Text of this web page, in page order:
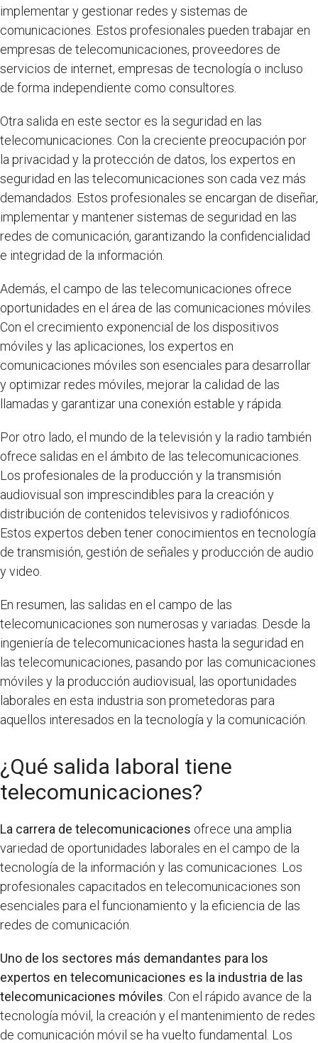
implementar y gestionar redes y sistemas de
comunicaciones. Estos profesionales pueden trabajar en
empresas de telecomunicaciones, proveedores de
servicios de internet, empresas de tecnología o incluso
de forma independiente como consultores.
Otra salida en este sector es la seguridad en las
telecomunicaciones. Con la creciente preocupación por
la privacidad y la protección de datos, los expertos en
seguridad en las telecomunicaciones son cada vez más
demandados. Estos profesionales se encargan de diseñar,
implementar y mantener sistemas de seguridad en las
redes de comunicación, garantizando la confidencialidad
e integridad de la información.
Además, el campo de las telecomunicaciones ofrece
oportunidades en el área de las comunicaciones móviles.
Con el crecimiento exponencial de los dispositivos
móviles y las aplicaciones, los expertos en
comunicaciones móviles son esenciales para desarrollar
y optimizar redes móviles, mejorar la calidad de las
llamadas y garantizar una conexión estable y rápida.
Por otro lado, el mundo de la televisión y la radio también
ofrece salidas en el ámbito de las telecomunicaciones.
Los profesionales de la producción y la transmisión
audiovisual son imprescindibles para la creación y
distribución de contenidos televisivos y radiofónicos.
Estos expertos deben tener conocimientos en tecnología
de transmisión, gestión de señales y producción de audio
y video.
En resumen, las salidas en el campo de las
telecomunicaciones son numerosas y variadas. Desde la
ingeniería de telecomunicaciones hasta la seguridad en
las telecomunicaciones, pasando por las comunicaciones
móviles y la producción audiovisual, las oportunidades
laborales en esta industria son prometedoras para
aquellos interesados en la tecnología y la comunicación.
¿Qué salida laboral tiene
telecomunicaciones?
La carrera de telecomunicaciones ofrece una amplia
variedad de oportunidades laborales en el campo de la
tecnología de la información y las comunicaciones. Los
profesionales capacitados en telecomunicaciones son
esenciales para el funcionamiento y la eficiencia de las
redes de comunicación.
Uno de los sectores más demandantes para los
expertos en telecomunicaciones es la industria de las
telecomunicaciones móviles . Con el rápido avance de la
tecnología móvil, la creación y el mantenimiento de redes
de comunicación móvil se ha vuelto fundamental. Los